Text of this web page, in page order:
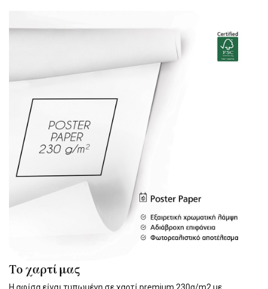
Το χαρτί μας